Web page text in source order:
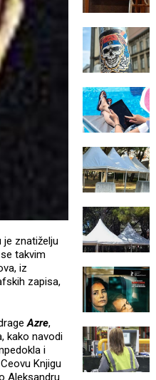
je znatiželju
takvim
iz
zapisa,
Azre,
kako navodi
i
Knjigu
Aleksandru